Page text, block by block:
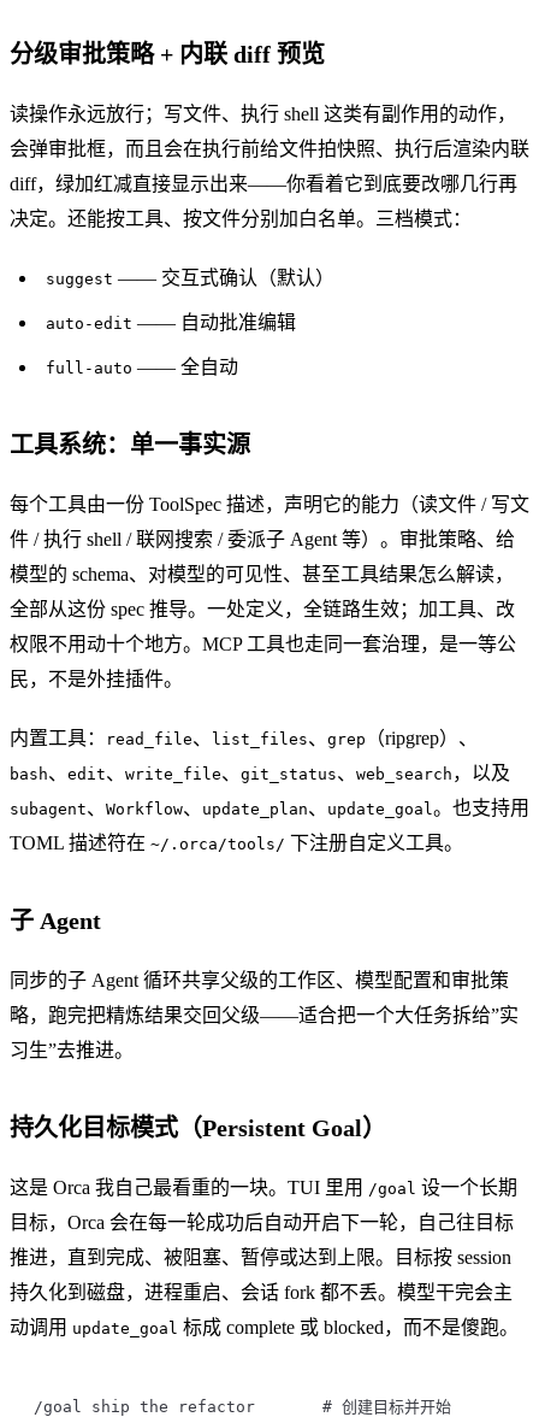
分级审批策略 + 内联 diff 预览
读操作永远放行；写文件、执行 shell 这类有副作用的动作，
会弹审批框，而且会在执行前给文件拍快照、执行后渲染内联
diff，绿加红减直接显示出来——你看着它到底要改哪几行再
决定。还能按工具、按文件分别加白名单。三档模式：
suggest —— 交互式确认（默认）
auto-edit —— 自动批准编辑
full-auto —— 全自动
工具系统：单一事实源
每个工具由一份 ToolSpec 描述，声明它的能力（读文件 / 写文
件 / 执行 shell / 联网搜索 / 委派子 Agent 等）。审批策略、给
模型的 schema、对模型的可见性、甚至工具结果怎么解读，
全部从这份 spec 推导。一处定义，全链路生效；加工具、改
权限不用动十个地方。MCP 工具也走同一套治理，是一等公
民，不是外挂插件。
内置工具： read_file、 list_files、 grep （ripgrep）、
bash、 edit、 write_file、 git_status、 web_search ，以及
subagent、 Workflow、 update_plan、 update_goal 。也支持用
TOML 描述符在 ~/.orca/tools/ 下注册自定义工具。
子 Agent
同步的子 Agent 循环共享父级的工作区、模型配置和审批策
略，跑完把精炼结果交回父级——适合把一个大任务拆给”实
习生”去推进。
持久化目标模式（Persistent Goal）
这是 Orca 我自己最看重的一块。TUI 里用 /goal 设一个长期
目标，Orca 会在每一轮成功后自动开启下一轮，自己往目标
推进，直到完成、被阻塞、暂停或达到上限。目标按 session
持久化到磁盘，进程重启、会话 fork 都不丢。模型干完会主
动调用 update_goal 标成 complete 或 blocked，而不是傻跑。
/goal ship the refactor       # 创建目标并开始